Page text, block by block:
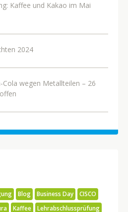
Kaffee und Kakao im Mai
2024
Cola wegen Metallteilen – 26
Blog Business Day
CISCO
Kaffee
Lehrabschlussprüfung